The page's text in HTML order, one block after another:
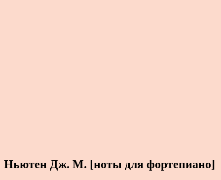
Ньютен Дж. М. [ноты для фортепиано]